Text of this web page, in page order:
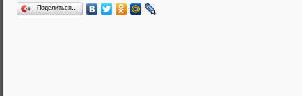
Поделиться…